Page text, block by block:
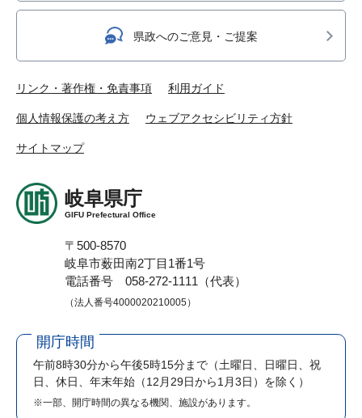
県政へのご意見・ご提案
リンク・著作権・免責事項 利用ガイド
個人情報保護の考え方 ウェブアクセシビリティ方針
サイトマップ
岐阜県庁
GIFU Prefectural Office
〒500-8570
岐阜市薮田南2丁目1番1号
電話番号 058-272-1111（代表）
（法人番号4000020210005）
開庁時間
午前8時30分から午後5時15分まで （土曜日、日曜日、祝
日、休日、年末年始（12月29日から1月3日）を除く）
※一部、開庁時間の異なる機関、施設があります。